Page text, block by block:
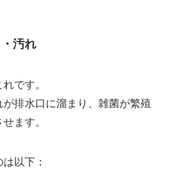
汚れ
です。
排水口に溜まり、雑菌が繁殖
ます。
以下：